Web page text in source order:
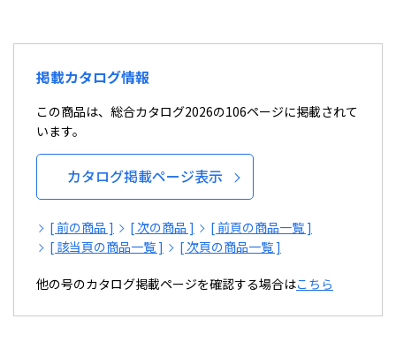
掲載カタログ情報
この商品は、総合カタログ2026の106ページに掲載されて
います。
カタログ掲載ページ表示
[ 前の商品 ] [ 次の商品 ]
[ 前頁の商品一覧 ]
[ 該当頁の商品一覧 ]
[ 次頁の商品一覧 ]
他の号のカタログ掲載ページを確認する場合はこちら